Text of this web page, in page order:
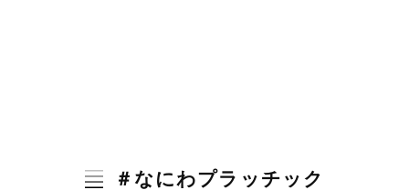
＃なにわプラッチック